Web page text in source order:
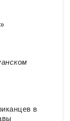
в